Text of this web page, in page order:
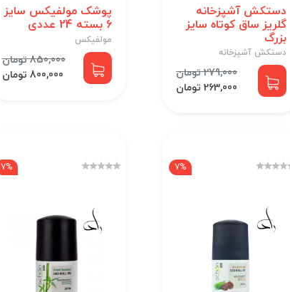
دستکش آشپزخانه
گلریز ساق کوتاه سایز
بزرگ
دستکش آشپزخانه
279,000 تومان
263,000 تومان
پوشک مولفیکس سایز
6 بسته 24 عددی
مولفیکس
850,000 تومان
800,000 تومان
7%
7%